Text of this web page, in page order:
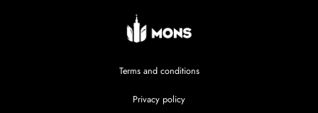
Terms and conditions
Privacy policy